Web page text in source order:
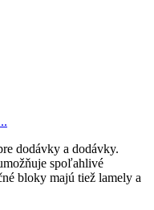
dodávky a dodávky.
spoľahlivé
bloky majú tiež lamely a